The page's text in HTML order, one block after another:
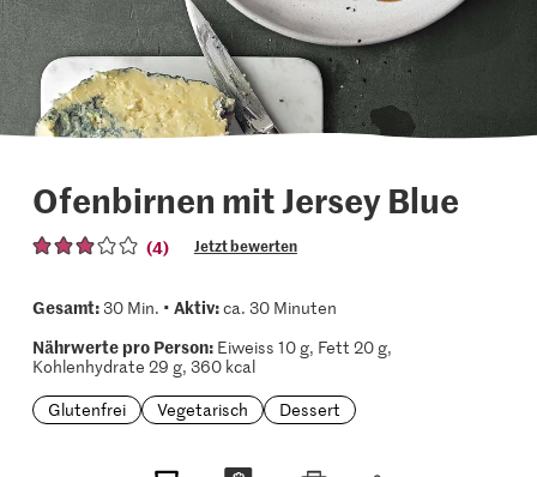
Ofenbirnen mit Jersey Blue
(4) Jetzt bewerten
Gesamt:30 Min. • Aktiv:ca. 30 Minuten
Nährwerte pro Person:Eiweiss 10 g, Fett 20 g,
Kohlenhydrate 29 g, 360 kcal
Glutenfrei
Vegetarisch Dessert